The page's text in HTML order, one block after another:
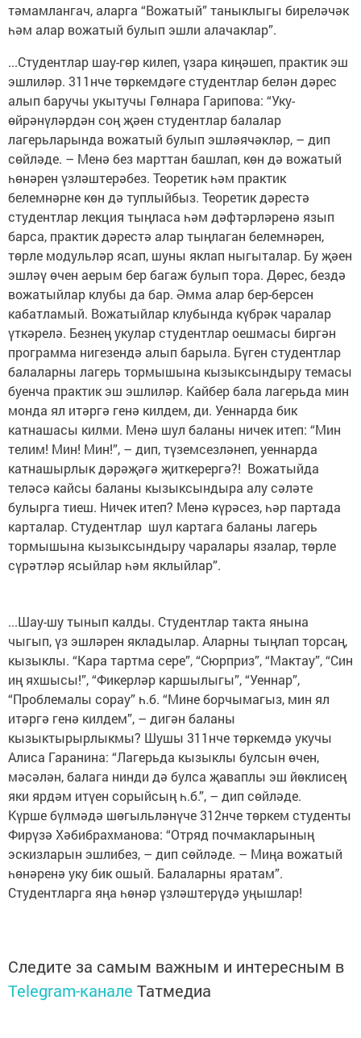
тәмамлангач, аларга “Вожатый” таныклыгы биреләчәк
һәм алар вожатый булып эшли алачаклар”.
...Студентлар шау-гөр килеп, үзара киңәшеп, практик эш
эшлиләр. 311нче төркемдәге студентлар белән дәрес
алып баручы укытучы Гөлнара Гарипова: “Уку-
өйрәнүләрдән соң җәен студентлар балалар
лагерьларында вожатый булып эшләячәкләр, – дип
сөйләде. – Менә без марттан башлап, көн дә вожатый
һөнәрен үзләштерәбез. Теоретик һәм практик
белемнәрне көн дә туплыйбыз. Теоретик дәрестә
студентлар лекция тыңласа һәм дәфтәрләренә язып
барса, практик дәрестә алар тыңлаган белемнәрен,
төрле модульләр ясап, шуны яклап ныгыталар. Бу җәен
эшләү өчен аерым бер багаж булып тора. Дөрес, бездә
вожатыйлар клубы да бар. Әмма алар бер-берсен
кабатламый. Вожатыйлар клубында күбрәк чаралар
үткәрелә. Безнең укулар студентлар оешмасы биргән
программа нигезендә алып барыла. Бүген студентлар
балаларны лагерь тормышына кызыксындыру темасы
буенча практик эш эшлиләр. Кайбер бала лагерьда мин
монда ял итәргә генә килдем, ди. Уеннарда бик
катнашасы килми. Менә шул баланы ничек итеп: “Мин
телим! Мин! Мин!”, – дип, түземсезләнеп, уеннарда
катнашырлык дәрәҗәгә җиткерергә?! Вожатыйда
теләсә кайсы баланы кызыксындыра алу сәләте
булырга тиеш. Ничек итеп? Менә күрәсез, һәр партада
карталар. Студентлар шул картага баланы лагерь
тормышына кызыксындыру чаралары язалар, төрле
сүрәтләр ясыйлар һәм яклыйлар”.
...Шау-шу тынып калды. Студентлар такта янына
чыгып, үз эшләрен якладылар. Аларны тыңлап торсаң,
кызыклы. “Кара тартма сере”, “Сюрприз”, “Мактау”, “Син
иң яхшысы!”, “Фикерләр каршылыгы”, “Уеннар”,
“Проблемалы сорау” һ.б. “Мине борчымагыз, мин ял
итәргә генә килдем”, – дигән баланы
кызыктырырлыкмы? Шушы 311нче төркемдә укучы
Алиса Гаранина: “Лагерьда кызыклы булсын өчен,
мәсәлән, балага нинди дә булса җаваплы эш йөклисең
яки ярдәм итүен сорыйсың һ.б.”, – дип сөйләде.
Күрше бүлмәдә шөгыльләнүче 312нче төркем студенты
Фирүзә Хәбибрахманова: “Отряд почмакларының
эскизларын эшлибез, – дип сөйләде. – Миңа вожатый
һөнәренә уку бик ошый. Балаларны яратам”.
Студентларга яңа һөнәр үзләштерүдә уңышлар!
Следите за самым важным и интересным в
Telegram-канале Татмедиа